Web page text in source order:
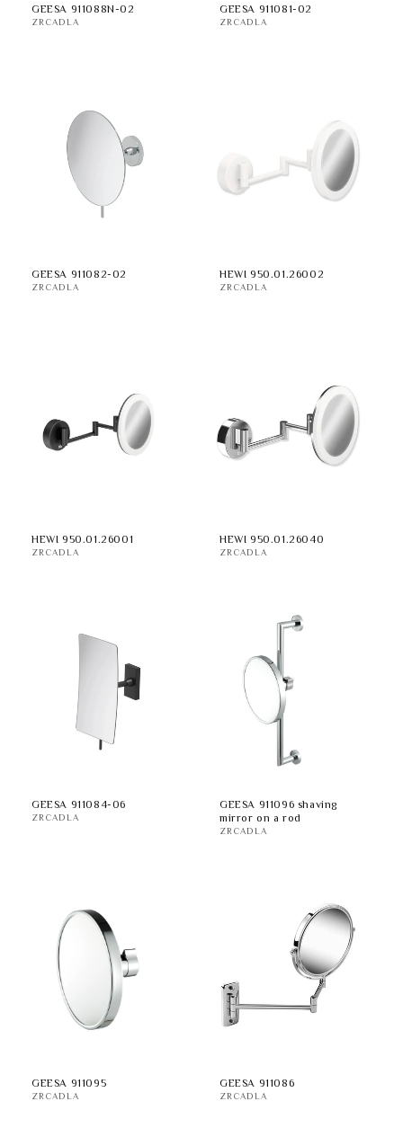
GEESA 911088N-02
ZRCADLA
GEESA 911081-02
ZRCADLA
GEESA 911082-02
ZRCADLA
HEWI 950.01.26002
ZRCADLA
HEWI 950.01.26001
ZRCADLA
HEWI 950.01.26040
ZRCADLA
GEESA 911084-06
ZRCADLA
GEESA 911096 shaving
mirror on a rod
ZRCADLA
GEESA 911095
ZRCADLA
GEESA 911086
ZRCADLA